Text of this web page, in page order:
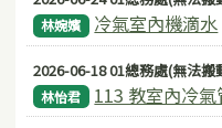
林婉嬪 冷氣室內機滴水
2026-06-18 01總務處(無法搬
林怡君 113 教室內冷氣